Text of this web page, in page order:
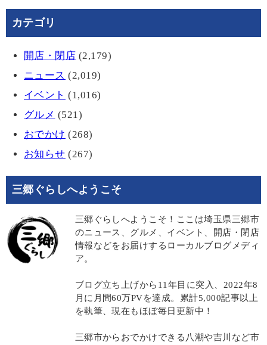
カテゴリ
開店・閉店 (2,179)
ニュース (2,019)
イベント (1,016)
グルメ (521)
おでかけ (268)
お知らせ (267)
三郷ぐらしへようこそ
三郷ぐらしへようこそ！ここは埼玉県三郷市
のニュース、グルメ、イベント、開店・閉店
情報などをお届けするローカルブログメディ
ア。
ブログ立ち上げから11年目に突入、2022年8
月に月間60万PVを達成。累計5,000記事以上
を執筆、現在もほぼ毎日更新中！
三郷市からおでかけできる八潮や吉川など市